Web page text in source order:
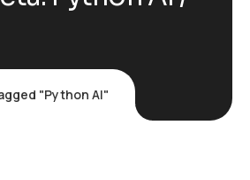
"Python AI"